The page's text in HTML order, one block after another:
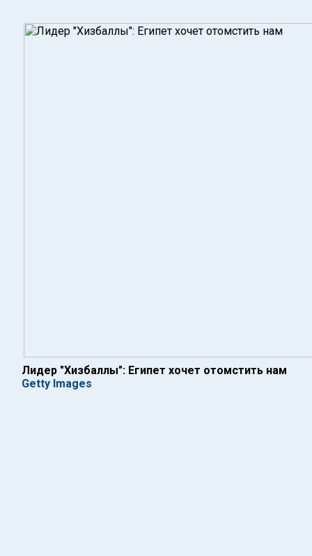
Лидер "Хизбаллы": Египет хочет отомстить нам
Getty Images